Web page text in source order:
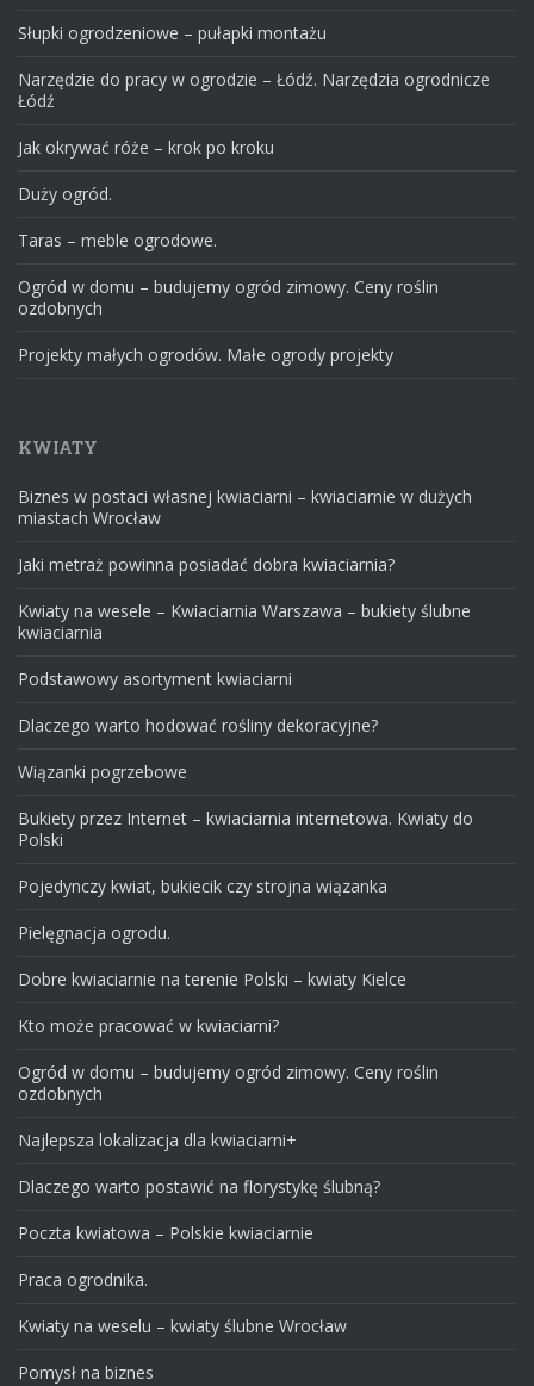
Słupki ogrodzeniowe – pułapki montażu
Narzędzie do pracy w ogrodzie – Łódź. Narzędzia ogrodnicze
Łódź
Jak okrywać róże – krok po kroku
Duży ogród.
Taras – meble ogrodowe.
Ogród w domu – budujemy ogród zimowy. Ceny roślin
ozdobnych
Projekty małych ogrodów. Małe ogrody projekty
KWIATY
Biznes w postaci własnej kwiaciarni – kwiaciarnie w dużych
miastach Wrocław
Jaki metraż powinna posiadać dobra kwiaciarnia?
Kwiaty na wesele – Kwiaciarnia Warszawa – bukiety ślubne
kwiaciarnia
Podstawowy asortyment kwiaciarni
Dlaczego warto hodować rośliny dekoracyjne?
Wiązanki pogrzebowe
Bukiety przez Internet – kwiaciarnia internetowa. Kwiaty do
Polski
Pojedynczy kwiat, bukiecik czy strojna wiązanka
Pielęgnacja ogrodu.
Dobre kwiaciarnie na terenie Polski – kwiaty Kielce
Kto może pracować w kwiaciarni?
Ogród w domu – budujemy ogród zimowy. Ceny roślin
ozdobnych
Najlepsza lokalizacja dla kwiaciarni+
Dlaczego warto postawić na florystykę ślubną?
Poczta kwiatowa – Polskie kwiaciarnie
Praca ogrodnika.
Kwiaty na weselu – kwiaty ślubne Wrocław
Pomysł na biznes